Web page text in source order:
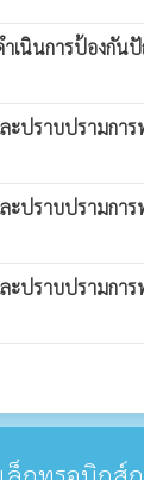
เนินการป้องกั
ะปราบปรามก
ละปราบปราม
ละปราบปราม